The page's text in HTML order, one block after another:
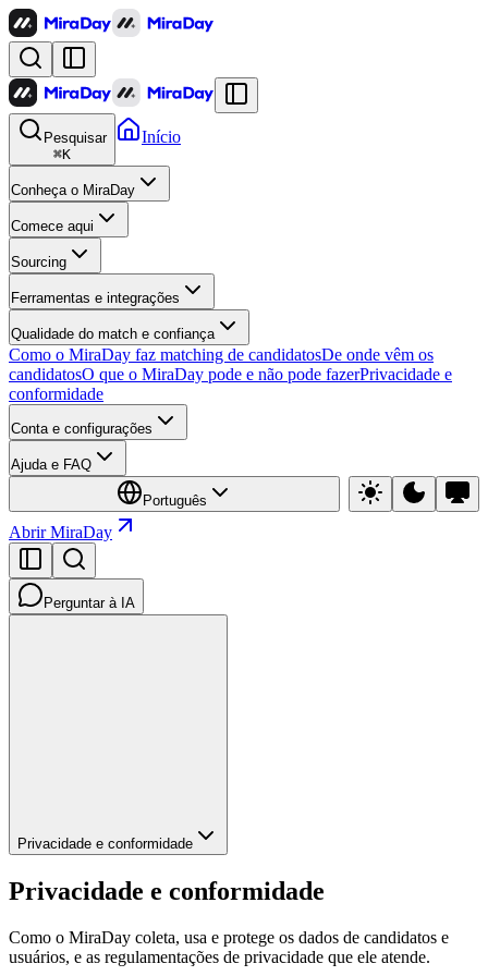
Pesquisar
⌘K
Início
Conheça o MiraDay
Comece aqui
Sourcing
Ferramentas e integrações
Qualidade do match e confiança
Como o MiraDay faz matching de candidatosDe onde vêm os
candidatosO que o MiraDay pode e não pode fazerPrivacidade e
conformidade
Conta e configurações
Ajuda e FAQ
Português
Abrir MiraDay
Perguntar à IA
Privacidade e conformidade
Privacidade e conformidade
Como o MiraDay coleta, usa e protege os dados de candidatos e
usuários, e as regulamentações de privacidade que ele atende.